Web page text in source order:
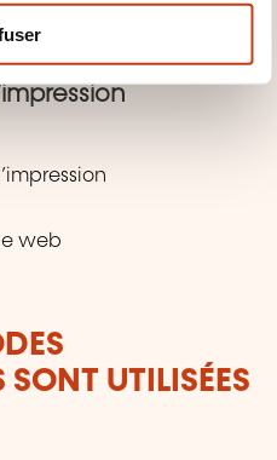
document, modifier le
des pages, mettre à
web
UTILISÉES